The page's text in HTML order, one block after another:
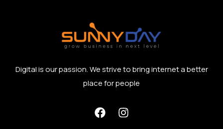
Digital is our passion. We strive to bring internet a better
place for people